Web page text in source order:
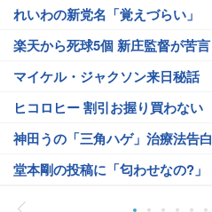
れいわの新党名「覚えづらい」
楽天から死球5個 新庄監督が苦言
マイケル・ジャクソン来日秘話
ヒコロヒー 割引お握り買わない
神田うの「三角ハゲ」治療法告白
堂本剛の投稿に「匂わせなの?」